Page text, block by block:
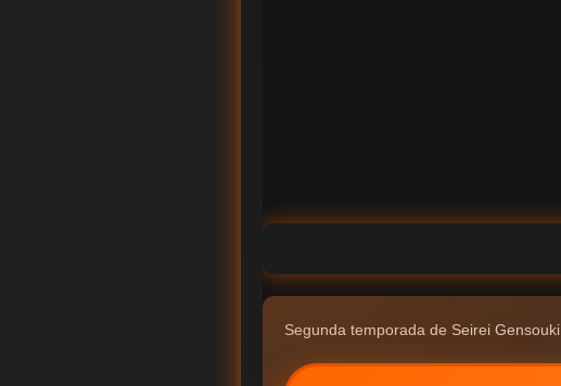
Segunda temporada de Seirei Gensouki.